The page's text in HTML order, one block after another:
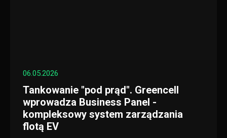
06.05.2026
Tankowanie "pod prąd". Greencell
wprowadza Business Panel -
kompleksowy system zarządzania
flotą EV